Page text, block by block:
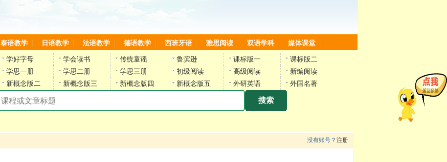
泰语教学 日语教学 法语教学 德语教学 西班牙语 雅思阅读 双语学科 媒体课堂
学好字母 学会读书 传统童谣 鲁滨逊 课标版一
课标版二
学思一册 学思二册 学思三册 初级阅读 高级阅读
新编阅读
新概念版二 新概念版三 新概念版四 新概念版五 外研英语 外国名著
搜索
陈雷英语副网站 没有账号？ 注册